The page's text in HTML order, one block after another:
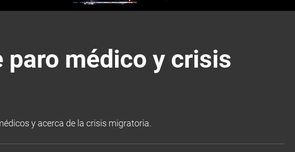
paro médico y crisis
y acerca de la crisis migratoria.